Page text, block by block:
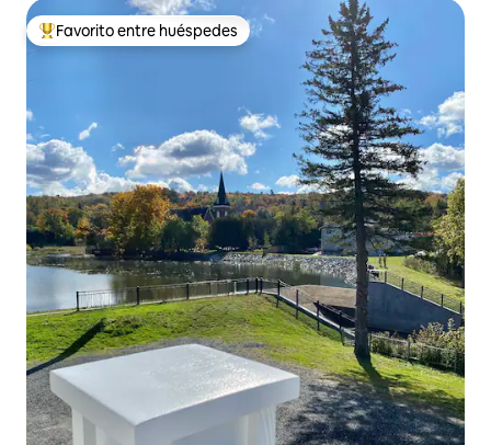
Favorito entre huéspedes preferido
Favorito entre huéspedes